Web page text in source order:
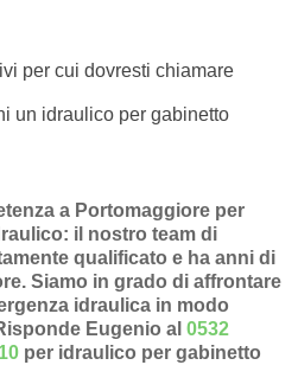
per cui dovresti chiamare
un idraulico per gabinetto
a Portomaggiore per
: il nostro team di
qualificato e ha anni di
Siamo in grado di affrontare
idraulica in modo
Eugenio al0532
per idraulico per gabinetto